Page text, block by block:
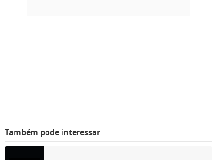
Também pode interessar